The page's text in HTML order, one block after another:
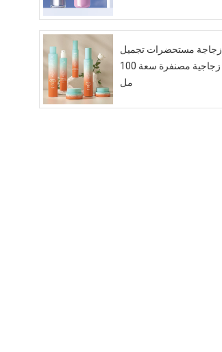
زجاجة مستحضرات تجميل
زجاجية مصنفرة سعة 100
مل